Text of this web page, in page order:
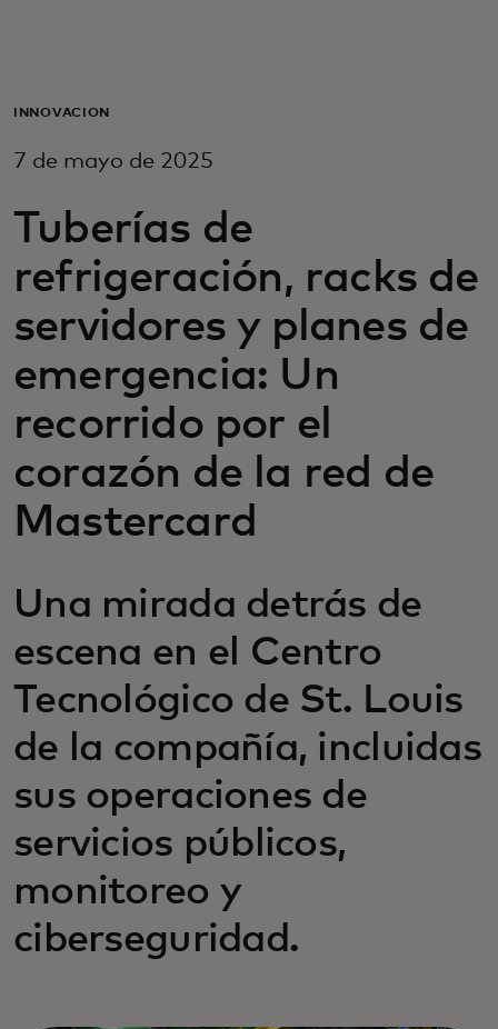
Para empresas
Para innovadores
Noticias y tendencias
INNOVACIÓN
7 de mayo de 2025
Tuberías de
refrigeración, racks de
servidores y planes de
emergencia: Un
recorrido por el
corazón de la red de
Mastercard
Una mirada detrás de
escena en el Centro
Tecnológico de St. Louis
de la compañía, incluidas
sus operaciones de
servicios públicos,
monitoreo y
ciberseguridad.